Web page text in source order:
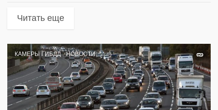
Читать еще
КАМЕРЫ ГИБДД НОВОСТИ